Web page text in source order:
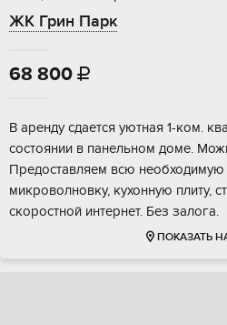
ЖК Грин Парк
68 800 
В аренду сдается уютная 1-ком.
состоянии в панельном доме.
Предоставляем всю необходимую
микроволновку, кухонную плиту,
скоростной интернет. Без залога.
ПОКАЗАТЬ